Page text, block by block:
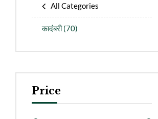
All Categories
कादंबरी(70)
Price